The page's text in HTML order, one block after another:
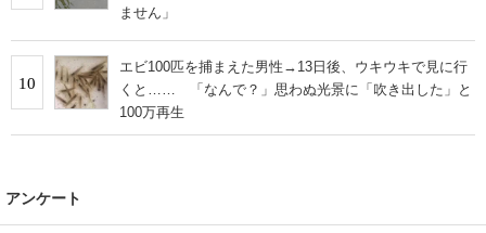
ません」
10
エビ100匹を捕まえた男性→13日後、ウキウキで見に行
くと…… 「なんで？」思わぬ光景に「吹き出した」と
100万再生
アンケート